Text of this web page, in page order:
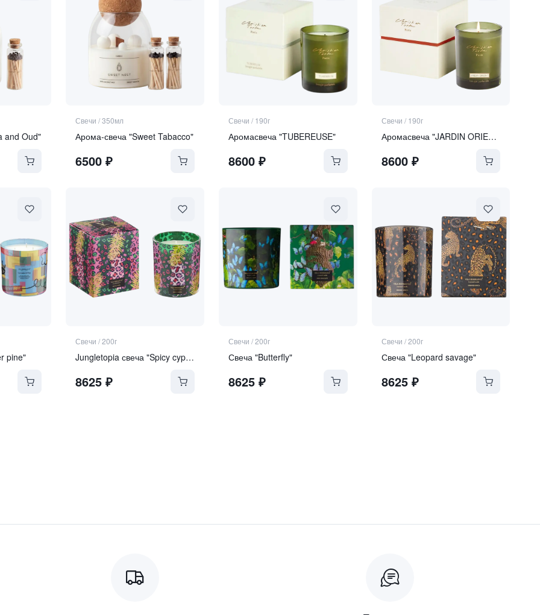
and Oud"
Свечи /350мл
Арома-свеча "Sweet Tabacco"
6500 ₽
Свечи / 190г
Аромасвеча "TUBEREUSE"
8600₽
Свечи / 190г
Аромасвеча "JARDIN ORIENT"
8600₽
pine"
Свечи /200г
Jungletopia свеча "Spicy cypriol"
8625 ₽
Свечи /200г
Свеча "Butterfly"
8625₽
Свечи /200г
Свеча "Leopard savage"
8625₽